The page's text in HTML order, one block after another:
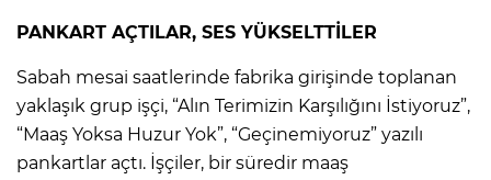
PANKART AÇTILAR, SES YÜKSELTTİLER
Sabah mesai saatlerinde fabrika girişinde toplanan
yaklaşık grup işçi, “Alın Terimizin Karşılığını İstiyoruz”,
“Maaş Yoksa Huzur Yok”, “Geçinemiyoruz” yazılı
pankartlar açtı. İşçiler, bir süredir maaş